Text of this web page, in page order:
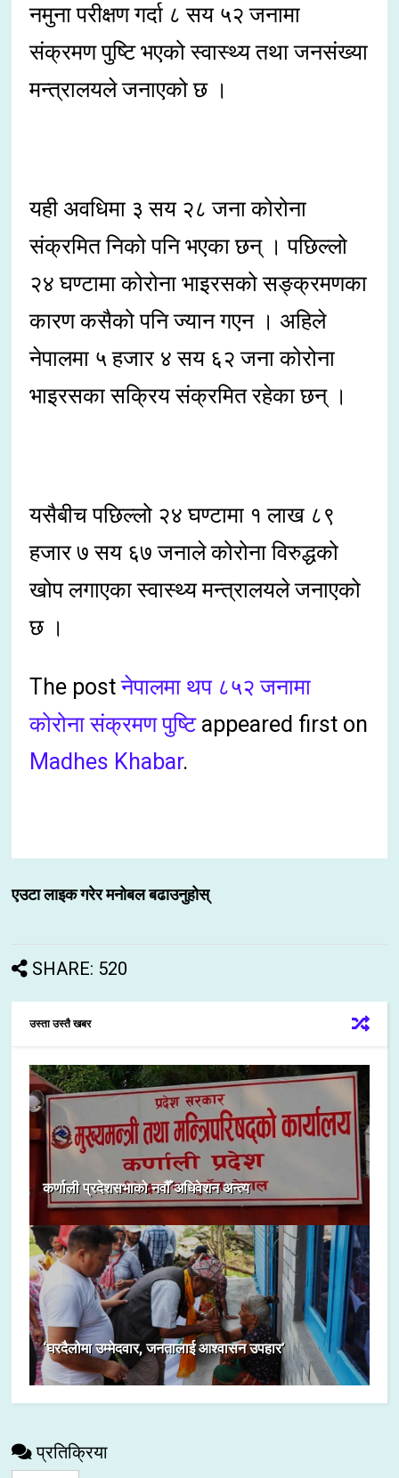
नमुना परीक्षण गर्दा ८ सय ५२ जनामा
संक्रमण पुष्टि भएको स्वास्थ्य तथा जनसंख्या
मन्त्रालयले जनाएको छ ।
यही अवधिमा ३ सय २८ जना कोरोना
संक्रमित निको पनि भएका छन् । पछिल्लो
२४ घण्टामा कोरोना भाइरसको सङ्क्रमणका
कारण कसैको पनि ज्यान गएन । अहिले
नेपालमा ५ हजार ४ सय ६२ जना कोरोना
भाइरसका सक्रिय संक्रमित रहेका छन् ।
यसैबीच पछिल्लो २४ घण्टामा १ लाख ८९
हजार ७ सय ६७ जनाले कोरोना विरुद्धको
खोप लगाएका स्वास्थ्य मन्त्रालयले जनाएको
छ ।
The postनेपालमा थप ८५२ जनामा
कोरोना संक्रमण पुष्टिappeared first on
Madhes Khabar.
एउटा लाइक गरेर मनोबल बढाउनुहोस्
SHARE: 520
उस्ता उस्तै खबर
कर्णाली प्रदेशसभाको नवौँ अधिवेशन अन्त्य
‘घरदैलोमा उम्मेदवार, जनतालाई आश्वासन उपहार’
प्रतिक्रिया